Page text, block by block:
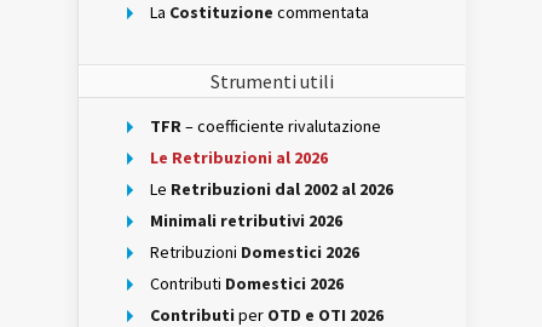
La Costituzione commentata
Strumenti utili
TFR– coefficiente rivalutazione
Le Retribuzioni al 2026
Le Retribuzioni dal 2002 al 2026
Minimali retributivi 2026
Retribuzioni Domestici 2026
Contributi Domestici 2026
Contributi per OTD e OTI 2026